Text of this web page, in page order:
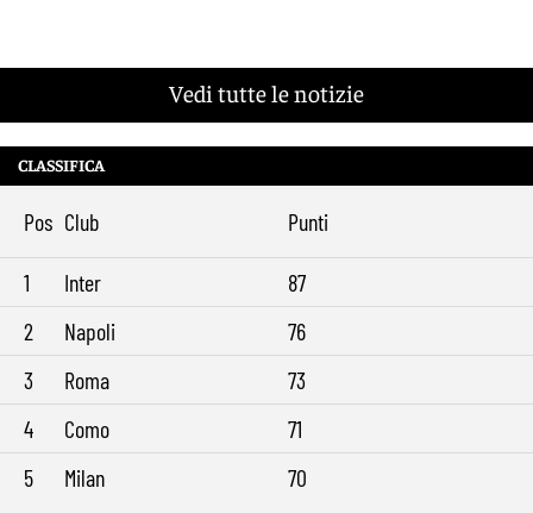
Vedi tutte le notizie
CLASSIFICA
Pos Club Punti
1 Inter
87
2
Napoli
76
3
Roma
73
4
Como
71
5
Milan 70